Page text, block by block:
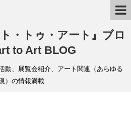
・トゥ・アート』ブロ
to Art BLOG
動、展覧会紹介、アート関連（あらゆる
）の情報満載